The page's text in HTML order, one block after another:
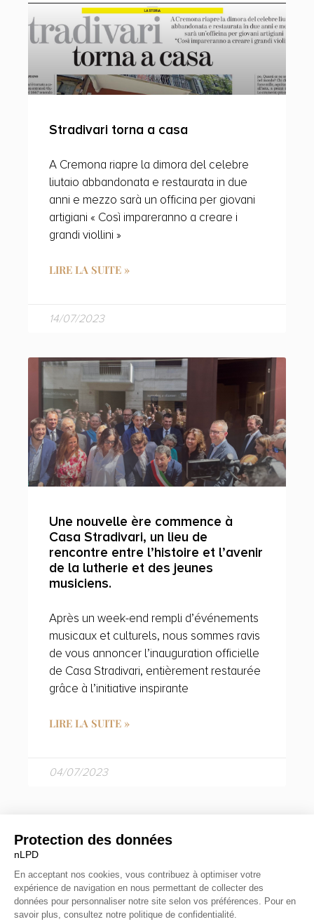
Stradivari torna a casa
A Cremona riapre la dimora del celebre
liutaio abbandonata e restaurata in due
anni e mezzo sarà un officina per giovani
artigiani « Così impareranno a creare i
grandi viollini »
LIRE LA SUITE »
14/07/2023
Une nouvelle ère commence à
Casa Stradivari, un lieu de
rencontre entre l’histoire et l’avenir
de la lutherie et des jeunes
musiciens.
Après un week-end rempli d’événements
musicaux et culturels, nous sommes ravis
de vous annoncer l’inauguration officielle
de Casa Stradivari, entièrement restaurée
grâce à l’initiative inspirante
LIRE LA SUITE »
04/07/2023